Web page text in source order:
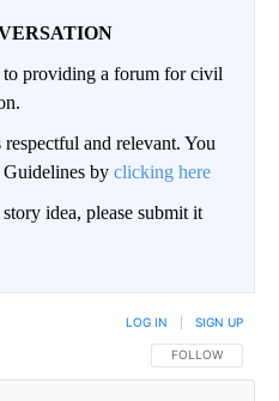
providing a forum for civil
and relevant. You
by clicking here
idea, please submit it
FOLLOW THIS
FOLLOW
LOG IN SIGN UP